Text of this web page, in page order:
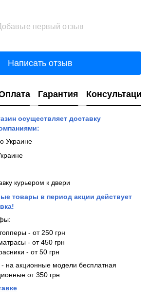
первый отзыв
Написать отзыв
Гарантия Консультация
осуществляет доставку
Украине
курьером к двери
товары в период акции действует
- от 250 грн
- от 450 грн
- от 50 грн
на акционные модели бесплатная
от 350 грн